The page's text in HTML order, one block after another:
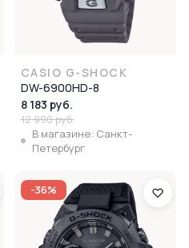
CASIO G-SHOCK
DW-6900HD-8
8 183 руб.
12 990 руб.
В магазине: Санкт-
Петербург
-36%